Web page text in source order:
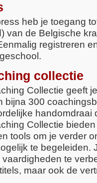
heb je toegang
van de Belgische
registreren
collectie
Collectie geeft
bijna 300
handomdraai
Collectie
tools om je verder
te begeleiden.
vaardigheden te
maar ook de